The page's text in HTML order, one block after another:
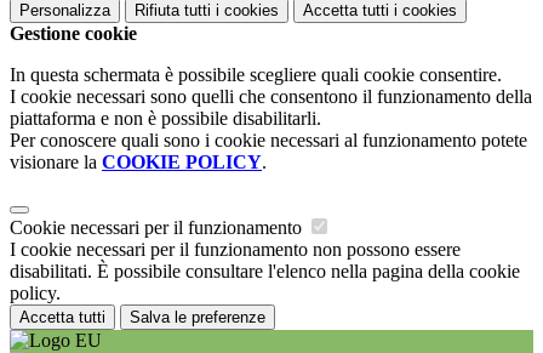
Personalizza Rifiuta tutti i cookies Accetta tutti i cookies
Gestione cookie
In questa schermata è possibile scegliere quali cookie consentire.
I cookie necessari sono quelli che consentono il funzionamento della
piattaforma e non è possibile disabilitarli.
Per conoscere quali sono i cookie necessari al funzionamento potete
visionare la COOKIE POLICY.
Cookie necessari per il funzionamento
I cookie necessari per il funzionamento non possono essere
disabilitati. È possibile consultare l'elenco nella pagina della cookie
policy.
Accetta tutti Salva le preferenze